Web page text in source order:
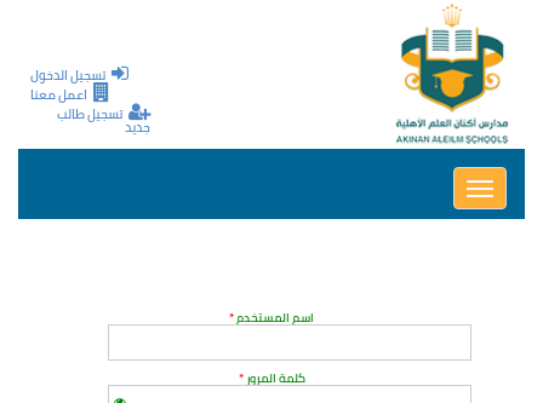
تجاوز إلى المحتوى الرئيسي
تسجيل الدخول
اعمل معنا
تسجيل طالب
جديد
Toggle
navigation
‏اسم المستخدم ‏*
‏كلمة المرور ‏*